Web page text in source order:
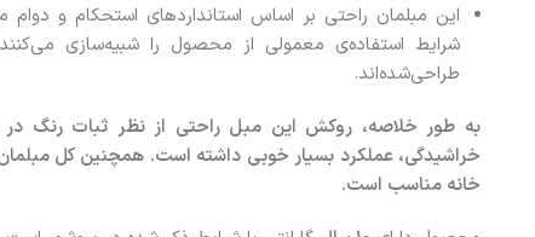
این مبلمان راحتی بر اساس استانداردهای استحکام و
شرایط استفاده‌ی معمولی از محصول را شبیه‌سازی
طراحی‌شده‌اند.
به طور خلاصه، روکش این مبل راحتی از نظر ثبات رنگ در
خراشیدگی، عملکرد بسیار خوبی داشته است. همچنین کل
خانه مناسب است.